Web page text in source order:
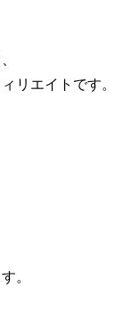
リエイトです。
。